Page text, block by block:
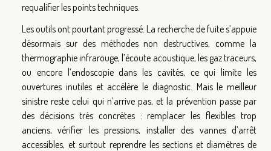
requalifier les points techniques.
Les outils ont pourtant progressé. La recherche de fuite s’appuie
désormais sur des méthodes non destructives, comme la
thermographie infrarouge, l’écoute acoustique, les gaz traceurs,
ou encore l’endoscopie dans les cavités, ce qui limite les
ouvertures inutiles et accélère le diagnostic. Mais le meilleur
sinistre reste celui qui n’arrive pas, et la prévention passe par
des décisions très concrètes : remplacer les flexibles trop
anciens, vérifier les pressions, installer des vannes d’arrêt
accessibles, et surtout reprendre les sections et diamètres de